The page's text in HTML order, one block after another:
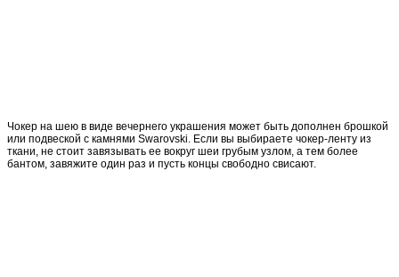
Чокер на шею в виде вечернего украшения может быть дополнен брошкой
или подвеской с камнями Swarovski. Если вы выбираете чокер-ленту из
ткани, не стоит завязывать ее вокруг шеи грубым узлом, а тем более
бантом, завяжите один раз и пусть концы свободно свисают.